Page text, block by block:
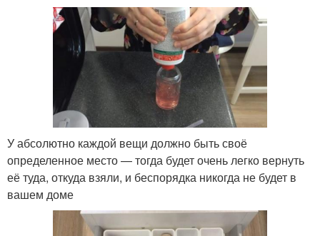
У абсолютно каждой вещи должно быть своё
определенное место — тогда будет очень легко вернуть
её туда, откуда взяли, и беспорядка никогда не будет в
вашем доме